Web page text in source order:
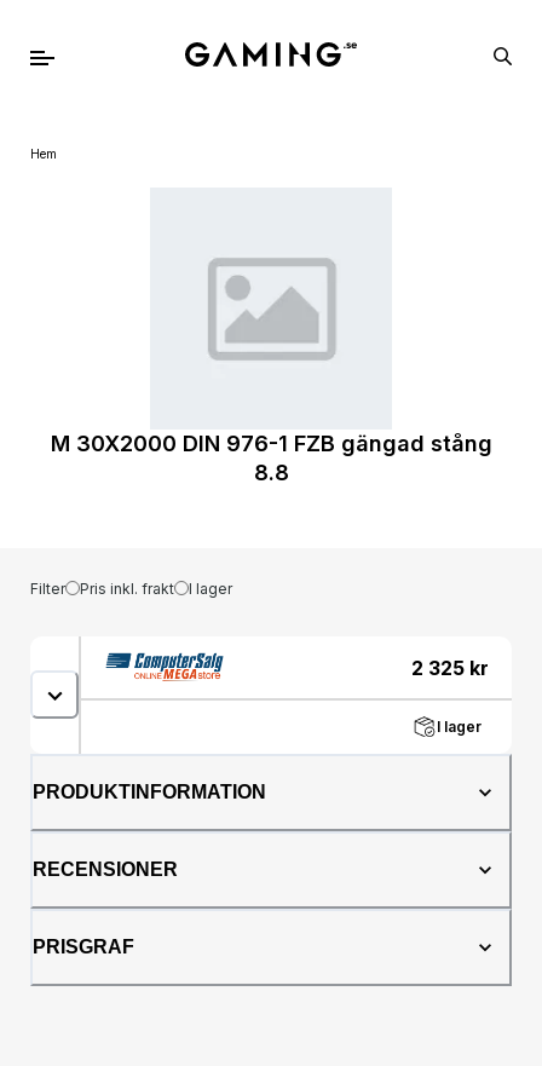
Hem
M 30X2000 DIN 976-1 FZB gängad stång
8.8
Filter Pris inkl. frakt I lager
2 325 kr
I lager
PRODUKTINFORMATION
RECENSIONER
PRISGRAF